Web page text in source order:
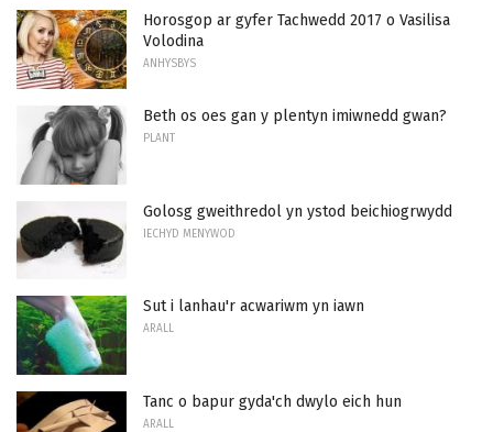
Horosgop ar gyfer Tachwedd 2017 o Vasilisa
Volodina
ANHYSBYS
Beth os oes gan y plentyn imiwnedd gwan?
PLANT
Golosg gweithredol yn ystod beichiogrwydd
IECHYD MENYWOD
Sut i lanhau'r acwariwm yn iawn
ARALL
Tanc o bapur gyda'ch dwylo eich hun
ARALL